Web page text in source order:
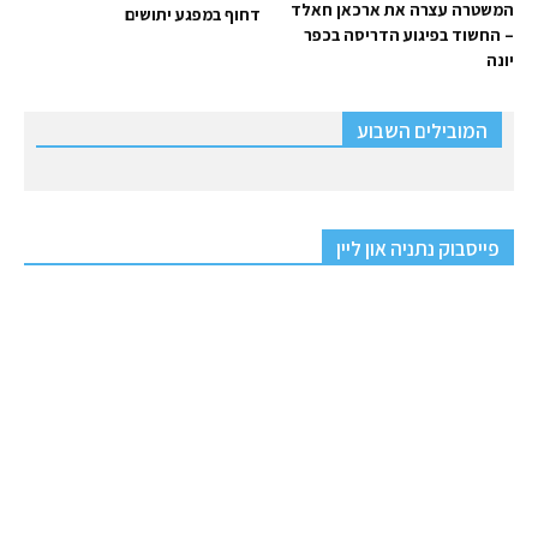
דחוף במפגע יתושים
המשטרה עצרה את ארכאן חאלד
– החשוד בפיגוע הדריסה בכפר
יונה
המובילים השבוע
פייסבוק נתניה און ליין